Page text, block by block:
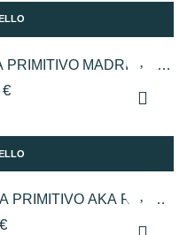
MADRIGALE
PRIMITIVO AKA ROSE